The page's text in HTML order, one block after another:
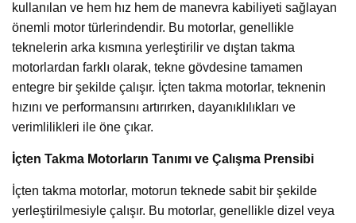
kullanılan ve hem hız hem de manevra kabiliyeti sağlayan
önemli motor türlerindendir. Bu motorlar, genellikle
teknelerin arka kısmına yerleştirilir ve dıştan takma
motorlardan farklı olarak, tekne gövdesine tamamen
entegre bir şekilde çalışır. İçten takma motorlar, teknenin
hızını ve performansını artırırken, dayanıklılıkları ve
verimlilikleri ile öne çıkar.
İçten Takma Motorların Tanımı ve Çalışma Prensibi
İçten takma motorlar, motorun teknede sabit bir şekilde
yerleştirilmesiyle çalışır. Bu motorlar, genellikle dizel veya